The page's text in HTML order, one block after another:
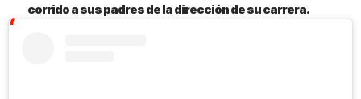
corrido a sus padres de la dirección de su carrera.